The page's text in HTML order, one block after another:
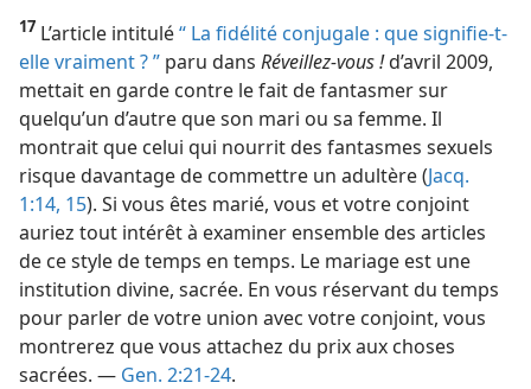
17 L’article intitulé“ La fidélité conjugale : que signifie-​t-​
elle vraiment ? ” paru dans Réveillez-vous !d’avril 2009,
mettait en garde contre le fait de fantasmer sur
quelqu’un d’autre que son mari ou sa femme. Il
montrait que celui qui nourrit des fantasmes sexuels
risque davantage de commettre un adultère (Jacq.
1:14, 15). Si vous êtes marié, vous et votre conjoint
auriez tout intérêt à examiner ensemble des articles
de ce style de temps en temps. Le mariage est une
institution divine, sacrée. En vous réservant du temps
pour parler de votre union avec votre conjoint, vous
montrerez que vous attachez du prix aux choses
sacrées. — Gen. 2:21-24.